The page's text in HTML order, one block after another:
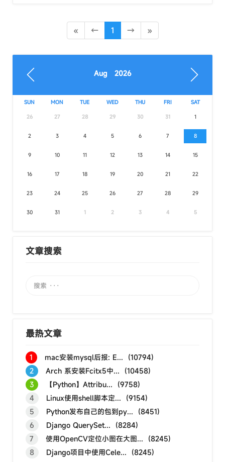
« ← 1 → »
Aug 2026
SUN MON TUE WED THU FRI SAT
26 27 28 29 30 31 1
2 3 4 5 6 7 8
9 10 11 12 13 14 15
16 17 18 19 20 21 22
23 24 25 26 27 28 29
30 31 1 2 3 4 5
文章搜索
最热文章
1
mac安装mysql后报: E... (10794)
2
Arch 系安装Fcitx5中... (10458)
3
【Python】Attribu... (9758)
4
Linux使用shell脚本定... (9154)
5
Python发布自己的包到py... (8451)
6
Django QuerySet... (8284)
7
使用OpenCV定位小图在大图... (8245)
8
Django项目中使用Cele... (8245)